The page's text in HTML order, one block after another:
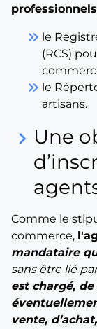
professionnels
keyboard_double_arrow_right le
(RCS)
keyboard_double_arrow_right le
artisans.
keyboard_arrow_right Une
Comme le
commerce,
mandataire
sans être lié
est chargé,
vente,